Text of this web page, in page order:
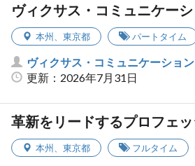
ヴィクサス・コミュニケー
本州、 東京都 パートタイム
ヴィクサス・コミュニケーショ
更新：2026年7月31日
革新をリードするプロフェ
本州、 東京都 フルタイム